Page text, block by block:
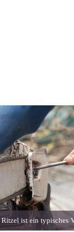
Ritzel ist ein typisches